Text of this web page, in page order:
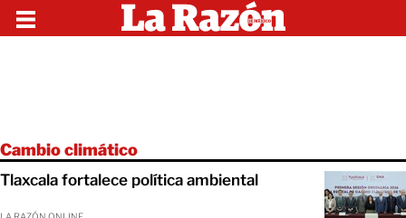
Cambio climático
Tlaxcala fortalece política ambiental